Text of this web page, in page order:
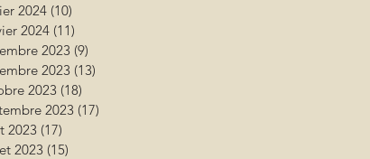
2024 (10)
2024 (11)
2023 (9)
2023 (13)
2023 (18)
2023 (17)
2023 (17)
2023 (15)